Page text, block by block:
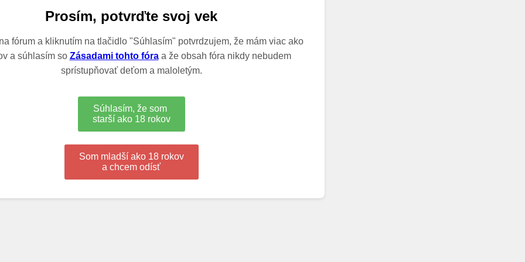
Prosím, potvrďte svoj vek
fórum a kliknutím na tlačidlo "Súhlasím" potvrdzujem, že mám viac ako
a súhlasím so Zásadami tohto fóraa že obsah fóra nikdy nebudem
sprístupňovať deťom a maloletým.
Súhlasím, že som
starší ako 18 rokov
Som mladší ako 18 rokov
a chcem odísť